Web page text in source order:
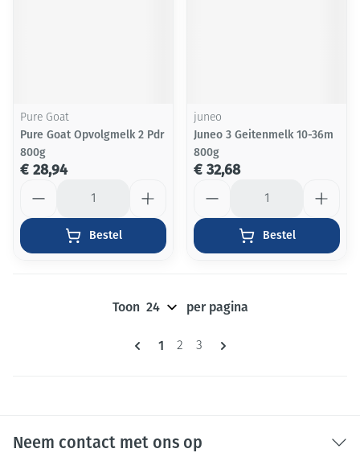
Pure Goat
Pure Goat Opvolgmelk 2 Pdr
800g
€ 28,94
Bestel
juneo
Juneo 3 Geitenmelk 10-36m
800g
€ 32,68
Bestel
Pagina's
U lees momenteel pagina
1 Pagina
2 Pagina
3
Toon per pagina
Neem contact met ons op